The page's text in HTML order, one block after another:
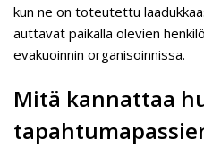
kun ne on toteutettu
auttavat paikalla olevien
evakuoinnin organisoinnissa.
Mitä kannattaa